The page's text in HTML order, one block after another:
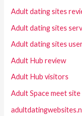
Adult dating sites
Adult dating sites
Adult dating sites
Adult Hub review
Adult Hub visitors
Adult Space meet site